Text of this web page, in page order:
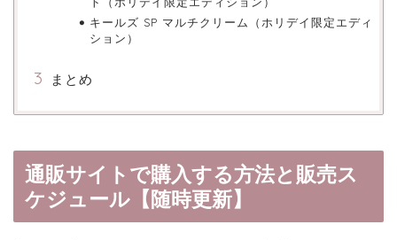
キールズ SP マルチクリーム（ホリデイ限定エディ
ション）
まとめ
通販サイトで購入する方法と販売ス
ケジュール【随時更新】